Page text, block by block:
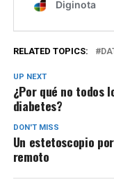
RELATED TOPICS:
UP NEXT
¿Por qué no todos
diabetes?
DON'T MISS
Un estetoscopio
remoto